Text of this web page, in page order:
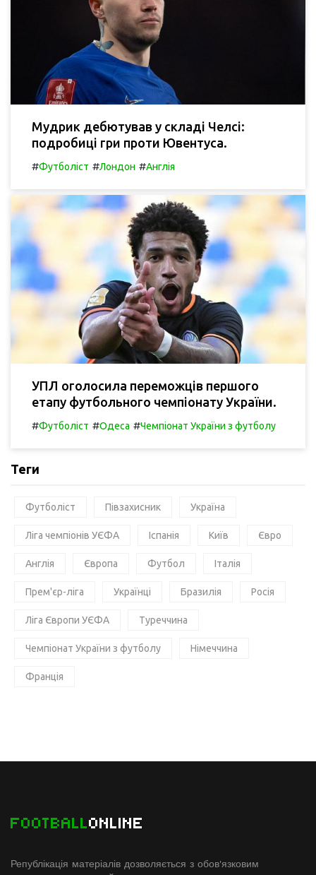
Мудрик дебютував у складі Челсі:
подробиці гри проти Ювентуса.
#Футболіст #Лондон #Англія
УПЛ оголосила переможців першого
етапу футбольного чемпіонату України.
#Футболіст #Одеса #Чемпіонат України з футболу
Теги
Футболіст Півзахисник Україна
Ліга чемпіонів УЄФА Іспанія Київ Євро
Англія Європа Футбол Італія
Прем'єр-ліга Українці Бразилія Росія
Ліга Європи УЄФА Туреччина
Чемпіонат України з футболу Німеччина
Франція
FOOTBALLONLINE
Републікація матеріалів дозволяється з обов'язковим